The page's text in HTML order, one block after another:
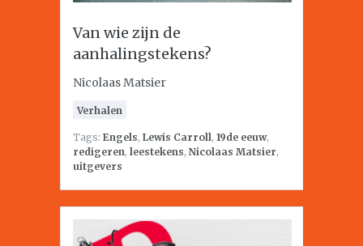
Van wie zijn de
aanhalingstekens?
Nicolaas Matsier
Verhalen
Tags: Engels, Lewis Carroll, 19de eeuw,
redigeren, leestekens, Nicolaas Matsier,
uitgevers